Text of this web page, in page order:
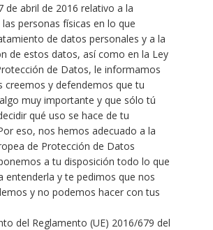
de abril de 2016 relativo a la
personas físicas en lo que
de datos personales y a la
de estos datos, así como en la Ley
de Datos, le informamos
creemos y defendemos que tu
muy importante y que sólo tú
qué uso se hace de tu
eso, nos hemos adecuado a la
de Protección de Datos
a tu disposición todo lo que
entenderla y te pedimos que nos
y no podemos hacer con tus
del Reglamento (UE) 2016/679 del